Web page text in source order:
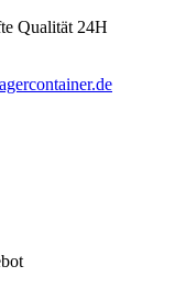
Qualität 24H